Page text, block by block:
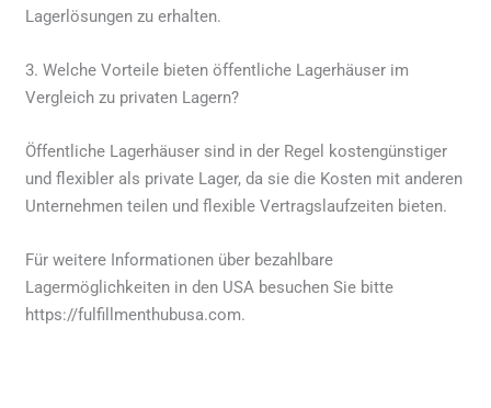
Lagerlösungen zu erhalten.
3. Welche Vorteile bieten öffentliche Lagerhäuser im
Vergleich zu privaten Lagern?
Öffentliche Lagerhäuser sind in der Regel kostengünstiger
und flexibler als private Lager, da sie die Kosten mit anderen
Unternehmen teilen und flexible Vertragslaufzeiten bieten.
Für weitere Informationen über bezahlbare
Lagermöglichkeiten in den USA besuchen Sie bitte
https://fulfillmenthubusa.com.